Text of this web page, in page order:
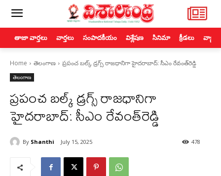
తాజా వార్తలు వార్తలు సంపాదకీయం విశ్లేషణ సినిమా క్రీడలు
Home తెలంగాణ ప్రపంచ బల్క్ డ్రగ్స్ రాజధానిగా హైదరాబాద్: సీఎం రేవంత్‌రెడ్డి
తెలంగాణ
ప్రపంచ బల్క్ డ్రగ్స్ రాజధానిగా
హైదరాబాద్: సీఎం రేవంత్‌రెడ్డి
By Shanthi July 15, 2025 478